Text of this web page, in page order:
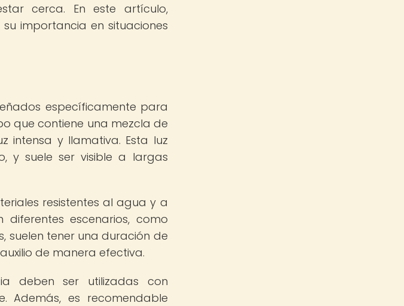
cerca. En este artículo,
importancia en situaciones
específicamente para
que contiene una mezcla de
intensa y llamativa. Esta luz
y suele ser visible a largas
resistentes al agua y a
escenarios, como
suelen tener una duración de
de manera efectiva.
deben ser utilizadas con
Además, es recomendable